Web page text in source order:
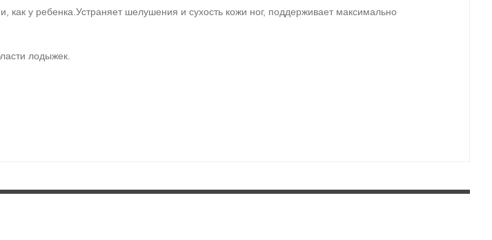
у ребенка.Устраняет шелушения и сухость кожи ног, поддерживает максимально
лодыжек.